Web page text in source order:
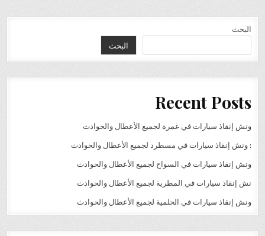
البحث
البحث
Recent Posts
ونش إنقاذ سيارات في غمرة لجميع الأعطال والحوادث
: ونش إنقاذ سيارات في مسطرد لجميع الأعطال والحوادث
ونش إنقاذ سيارات في السواح لجميع الأعطال والحوادث
نش إنقاذ سيارات في المطرية لجميع الأعطال والحوادث
ونش إنقاذ سيارات في الحلمية لجميع الأعطال والحوادث